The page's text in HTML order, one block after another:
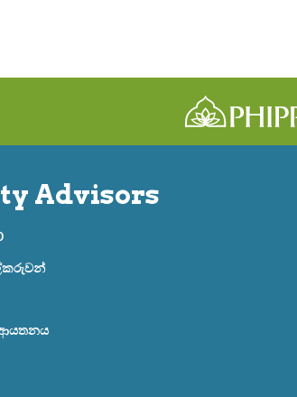
Advisors
ආයතනය